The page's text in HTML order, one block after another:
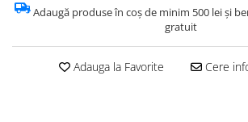
Adaugă produse în coș de minim 500 lei și
gratuit
Adauga la Favorite Cere